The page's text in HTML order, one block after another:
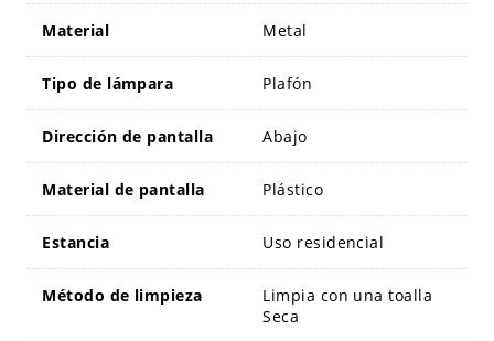
Material Metal
Tipo de lámpara Plafón
Dirección de pantalla Abajo
Material de pantalla Plástico
Estancia Uso residencial
Método de limpieza
Limpia con una toalla
Seca